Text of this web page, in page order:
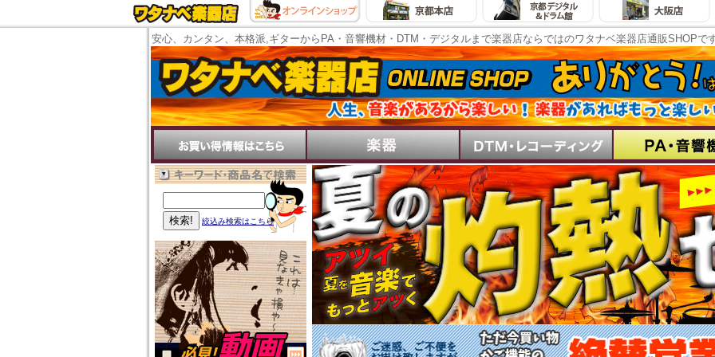
安心、カンタン、本格派,ギターからPA・音響機材・DTM・デジタルまで楽器店ならではのワタナベ楽器店通販SHOPで
絞込み検索はこちら